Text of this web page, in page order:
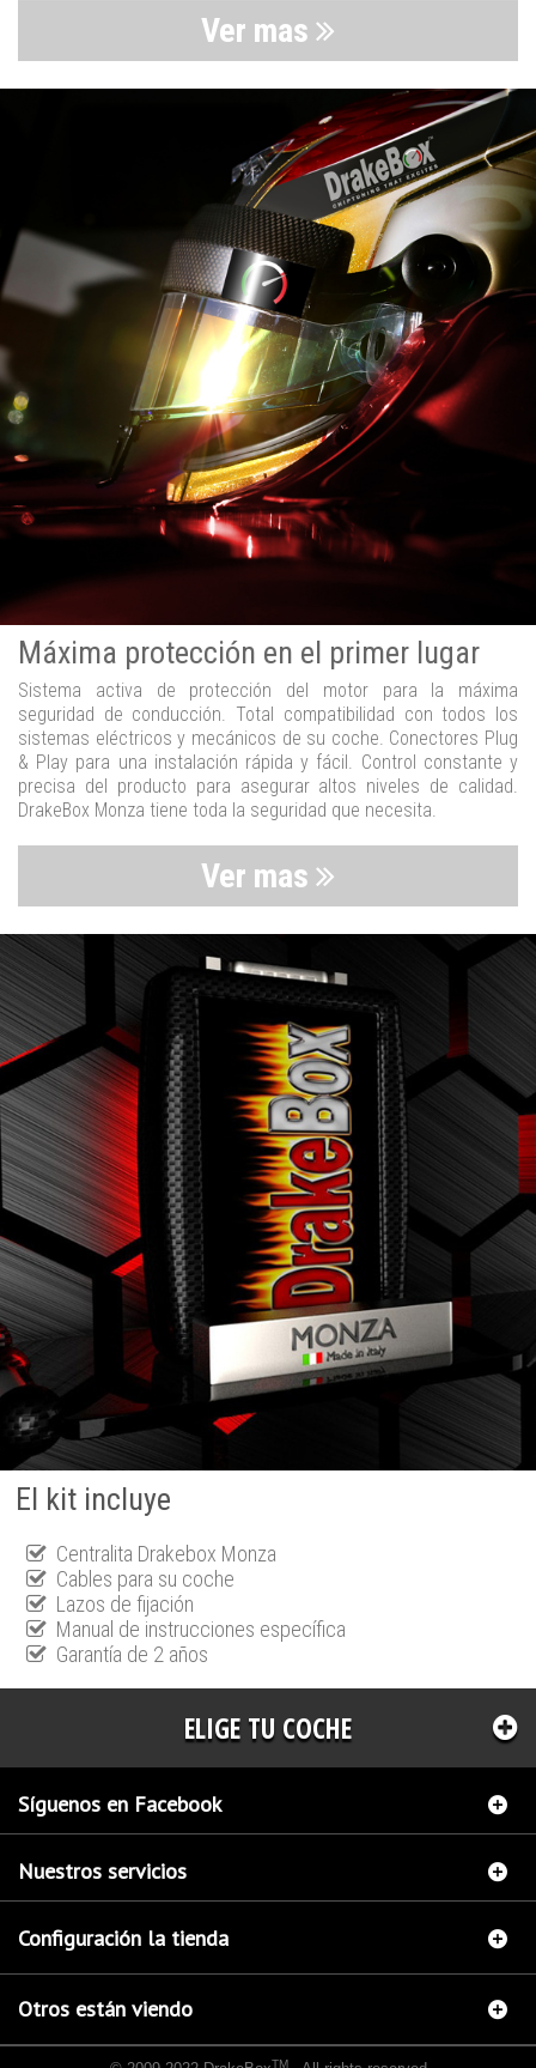
Ver mas
Máxima protección en el primer lugar
Sistema activa de protección del motor para la máxima
seguridad de conducción. Total compatibilidad con todos los
sistemas eléctricos y mecánicos de su coche. Conectores Plug
& Play para una instalación rápida y fácil. Control constante y
precisa del producto para asegurar altos niveles de calidad.
DrakeBox Monza tiene toda la seguridad que necesita.
Ver mas
El kit incluye
Centralita Drakebox Monza
Cables para su coche
Lazos de fijación
Manual de instrucciones específica
Garantía de 2 años
ELIGE TU COCHE
Síguenos en Facebook
Nuestros servicios
Configuración la tienda
Otros están viendo
TM